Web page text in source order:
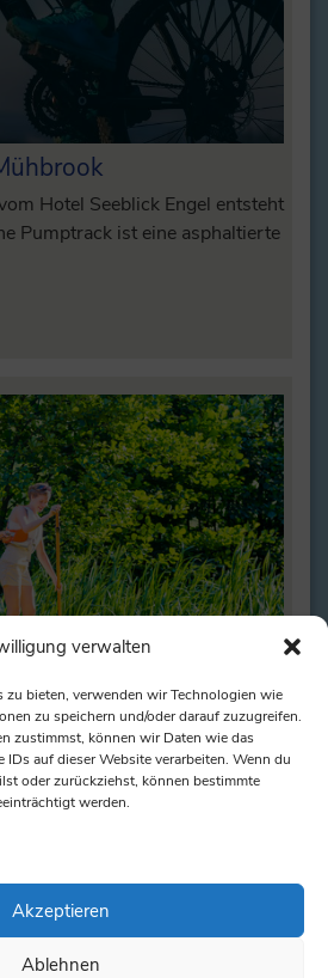
verwalten
zu bieten, verwenden wir Technologien wie
zu speichern und/oder darauf zuzugreifen.
zustimmst, können wir Daten wie das
IDs auf dieser Website verarbeiten. Wenn du
oder zurückziehst, können bestimmte
werden.
Akzeptieren
Ablehnen
Hotel Seeblick Engel entsteht
Pumptrack ist eine asphaltierte
Seeblick Engel am Einfelder
Paddling macht Spaß und ist